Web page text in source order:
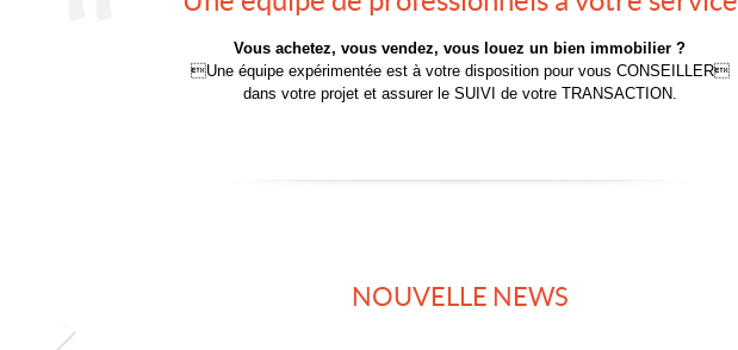
Vous achetez, vous vendez, vous louez un bien immobilier ?
Une équipe expérimentée est à votre disposition pour vous CONSEILLER
dans votre projet et assurer le SUIVI de votre TRANSACTION.
NOUVELLE NEWS